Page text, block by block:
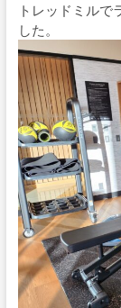
トレッドミルで
した。